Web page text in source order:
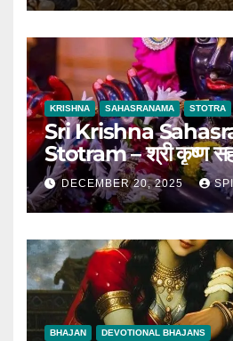
KRISHNA SAHASRANAMA STOTRA
Sri Krishna
Stotram – श्री कृष्ण
DECEMBER 20, 2025
BHAJAN DEVOTIONAL BHAJANS